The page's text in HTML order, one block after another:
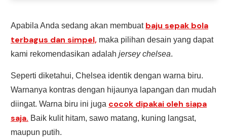
Apabila Anda sedang akan membuat baju sepak bola
terbagus dan simpel, maka pilihan desain yang dapat
kami rekomendasikan adalah jersey chelsea.
Seperti diketahui, Chelsea identik dengan warna biru.
Warnanya kontras dengan hijaunya lapangan dan mudah
diingat. Warna biru ini juga cocok dipakai oleh siapa
saja. Baik kulit hitam, sawo matang, kuning langsat,
maupun putih.